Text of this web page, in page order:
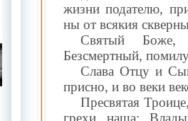
жизни подателю,
ны от всякия
Святый Боже,
Безсмертный,
Слава Отцу и
присно, и во веки
Пресвятая
грехи наша;